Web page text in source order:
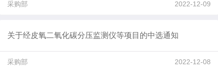
采购部 2022-12-09
关于经皮氧二氧化碳分压监测仪等项目的中选通知
采购部 2022-12-08